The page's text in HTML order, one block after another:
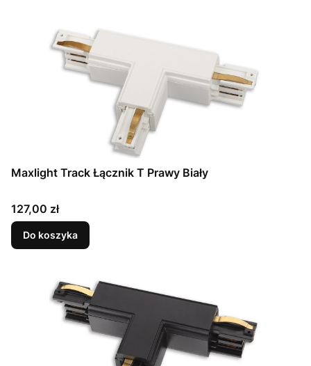
Maxlight Track Łącznik T Prawy Biały
Cena
127,00 zł
Do koszyka